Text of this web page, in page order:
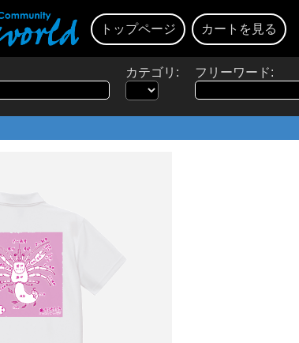
トップページ カートを見る
カテゴリ:
フリーワード: